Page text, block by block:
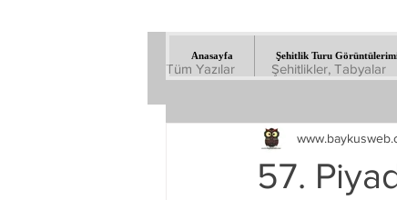
Tüm Yazılar Şehitlikler, Tabyalar
57.
Anasayfa Şehitlik Turu